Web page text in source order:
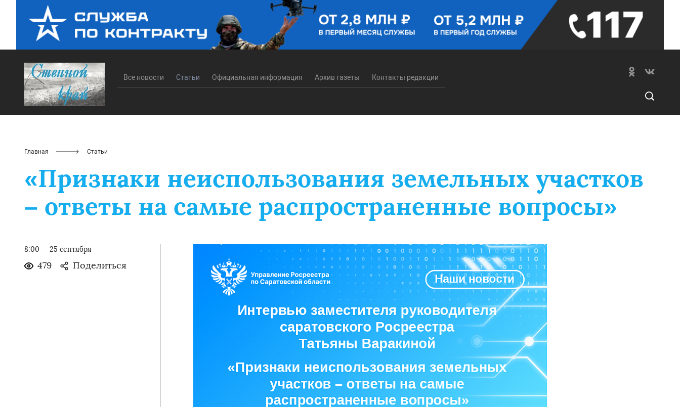
Все новости Статьи Официальная информация Архив газеты Контакты редакции
Главная Статьи
«Признаки неиспользования земельных участков
– ответы на самые распространенные вопросы»
8:00 25 сентября
479 Поделиться